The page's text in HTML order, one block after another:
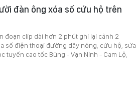
đàn ông xóa số cứu hộ trên
đoạn clip dài hơn 2 phút ghi lại cảnh 2
số điện thoại đường dây nóng, cứu hộ, sửa
tuyến cao tốc Bùng - Vạn Ninh - Cam Lộ,